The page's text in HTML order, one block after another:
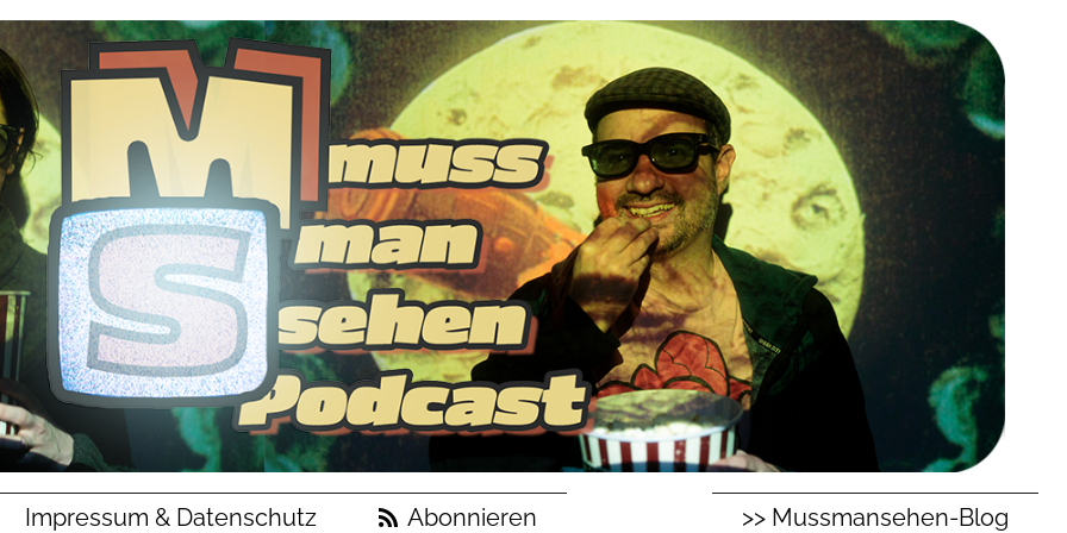
Impressum & Datenschutz Abonnieren >> Mussmansehen-Blog